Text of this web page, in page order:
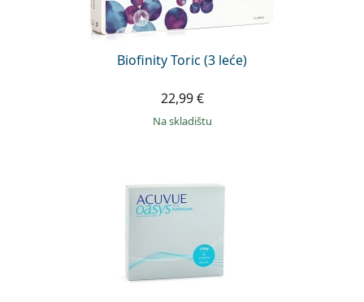
Biofinity Toric (3 leće)
22,99 €
na skladištu